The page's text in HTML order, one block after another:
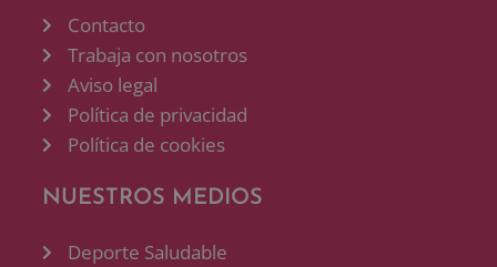
Contacto
Trabaja con nosotros
Aviso legal
Política de privacidad
Política de cookies
NUESTROS MEDIOS
Deporte Saludable